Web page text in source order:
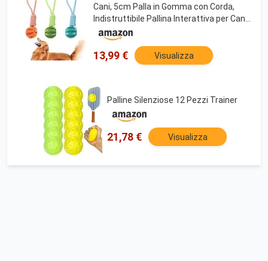
Cani, 5cm Palla in Gomma con Corda,
Indistruttibile Pallina Interattiva per Cani,
per Canis di Piccola e Media Taglia per
Giochi di Apporto
13,99 € Visualizza
Palline Silenziose 12 Pezzi Trainer
21,78 € Visualizza